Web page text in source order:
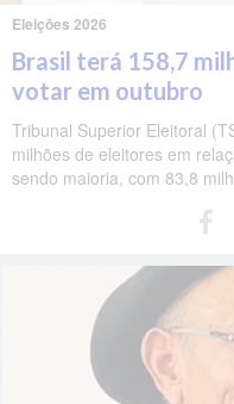
Eleições 2026
Brasil terá 158,7
votar em outubro
Tribunal Superior Eleitoral
milhões de eleitores em
sendo maioria, com 83,8